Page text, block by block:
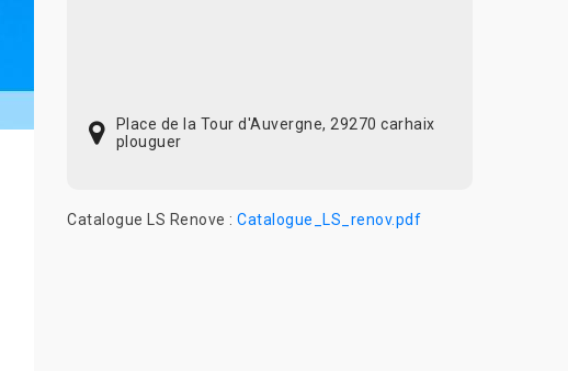
Place de la Tour d'Auvergne, 29270 carhaix
plouguer
Catalogue LS Renove : Catalogue_LS_renov.pdf